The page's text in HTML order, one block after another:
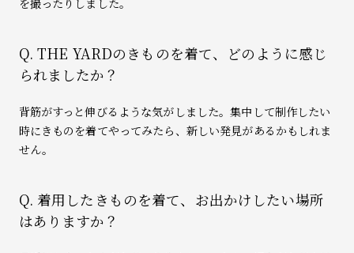
Q. THE YARDのきものを着て、どのように感じ
られましたか？
背筋がすっと伸びるような気がしました。集中して制作したい
時にきものを着てやってみたら、新しい発見があるかもしれま
せん。
Q. 着用したきものを着て、お出かけしたい場所
はありますか？